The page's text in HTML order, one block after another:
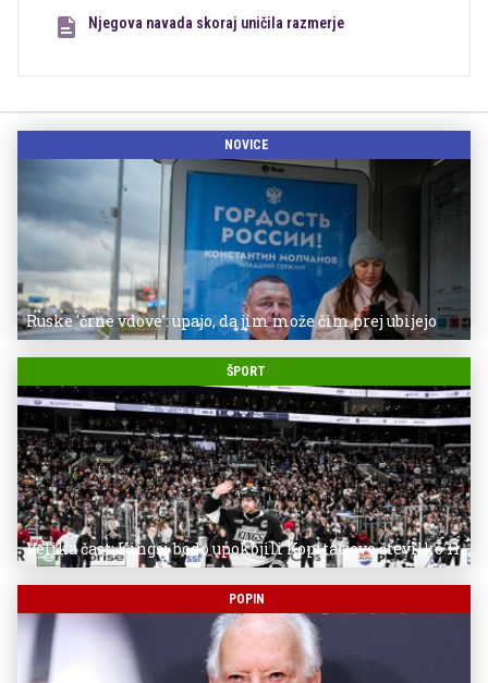
Njegova navada skoraj uničila razmerje
NOVICE
Ruske 'črne vdove': upajo, da jim može čim prej ubijejo
ŠPORT
Velika čast: Kingsi bodo upokojili Kopitarjevo številko 11
POPIN